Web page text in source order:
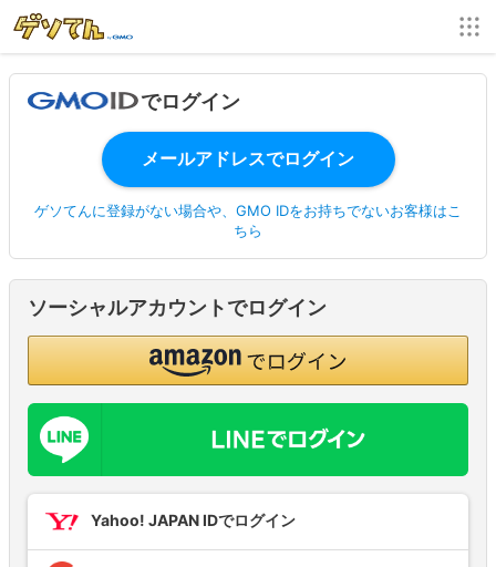
でログイン
ゲソてんに登録がない場合や、GMO IDをお持ちでないお客様はこ
ちら
ソーシャルアカウントでログイン
Yahoo! JAPAN IDでログイン